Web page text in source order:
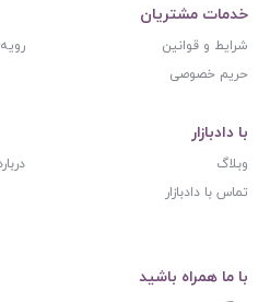
خدمات مشتریان
شرایط و قوانین
حریم خصوصی
با دادبازار
وبلاگ
تماس با دادبازار
با ما همراه باشید